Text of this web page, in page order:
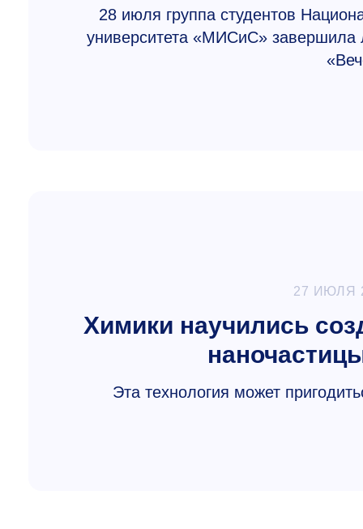
28 июля группа студентов
университета «МИСиС» завершила
27 ИЮЛЯ
Химики научились
Эта технология может